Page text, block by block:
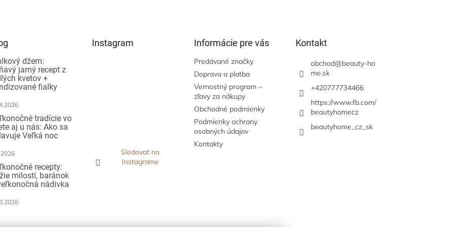
džem:
jarný recept z
kvetov +
fialky
tradície vo
aj u nás: Ako sa
Veľká noc
recepty:
milosti, baránok
nádivka
Instagram
Sledovať na
Instagrame
Informácie pre vás
Predávané značky
Doprava a platba
Vernostný program –
zľavy za nákupy
Obchodné podmienky
Podmienky ochrany
osobných údajov
Kontakty
Kontakt
obchod@beauty-ho
me.sk
+420777734466
https://www.fb.com/
beautyhomecz
beautyhome_cz_sk